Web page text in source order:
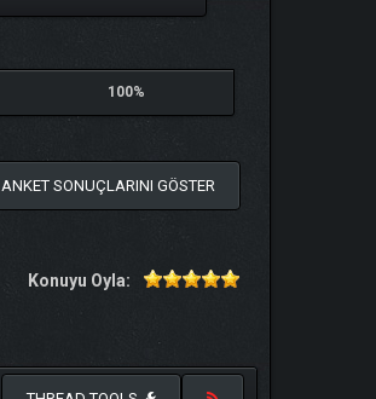
100%
ANKET SONUÇLARINI GÖSTER
Konuyu Oyla: